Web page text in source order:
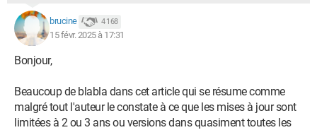
brucine 4 168
15 févr. 2025 à 17:31
Bonjour,
Beaucoup de blabla dans cet article qui se résume comme
malgré tout l'auteur le constate à ce que les mises à jour sont
limitées à 2 ou 3 ans ou versions dans quasiment toutes les